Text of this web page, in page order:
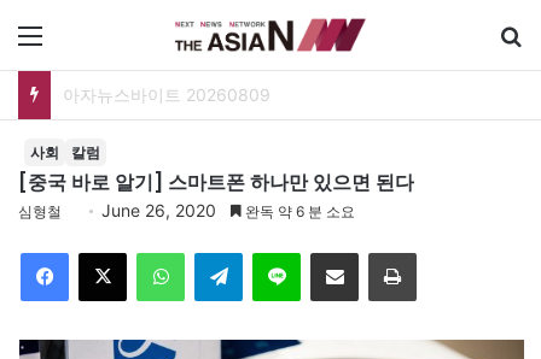
아자뉴스바이트 20260809
사회 칼럼
[중국 바로 알기] 스마트폰 하나만 있으면 된다
심형철 June 26, 2020 완독 약 6 분 소요
Telegram 이메일